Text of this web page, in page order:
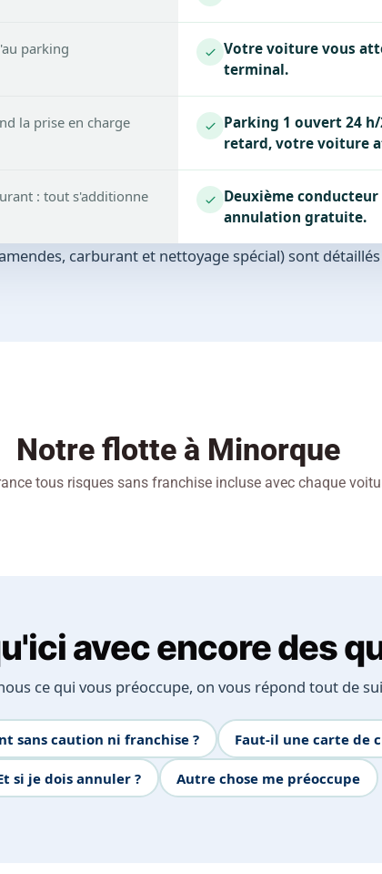
parking
Votre voiture vous
terminal.
la prise en charge
Parking 1 ouvert 24
retard, votre voiture
: tout s'additionne
Deuxième
annulation gratuite.
carburant et nettoyage spécial) sont
Notre flotte à Minorque
tous risques sans franchise incluse avec chaque
avec encore des
ce qui vous préoccupe, on vous répond tout de
sans caution ni franchise ? Faut-il une carte de
si je dois annuler ? Autre chose me préoccupe